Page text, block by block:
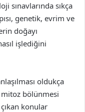
sınavlarında sıkça
genetik, evrim ve
doğayı
işlediğini
oldukça
bölünmesi
konular